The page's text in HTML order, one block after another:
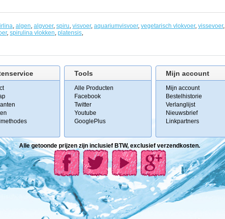
, algen, algvoer, spiru, visvoer, aquariumvisvoer, vegetarisch vlokvoer, vissevoer,
, spirulina vlokken, platensis,
Tools
Alle Producten
Facebook
Twitter
Youtube
GooglePlus
Mijn account
Mijn account
Bestelhistorie
Verlanglijst
Nieuwsbrief
Linkpartners
Alle getoonde prijzen zijn inclusief BTW, exclusief verzendkosten.